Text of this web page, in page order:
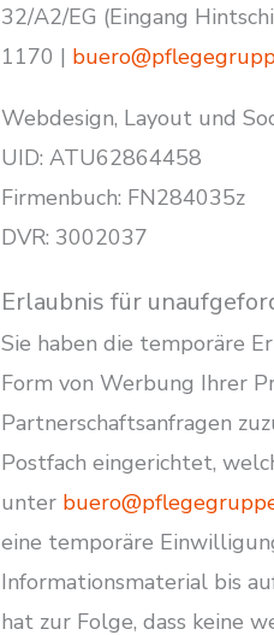
32/A2/EG (Eingang
1170 |
Webdesign, Layout und
UID: ATU62864458
Firmenbuch: FN284035z
DVR: 3002037
Erlaubnis für
Sie haben die temporäre
Form von Werbung Ihrer
Partnerschaftsanfragen
Postfach eingerichtet,
unter
eine temporäre
Informationsmaterial bis
hat zur Folge, dass keine